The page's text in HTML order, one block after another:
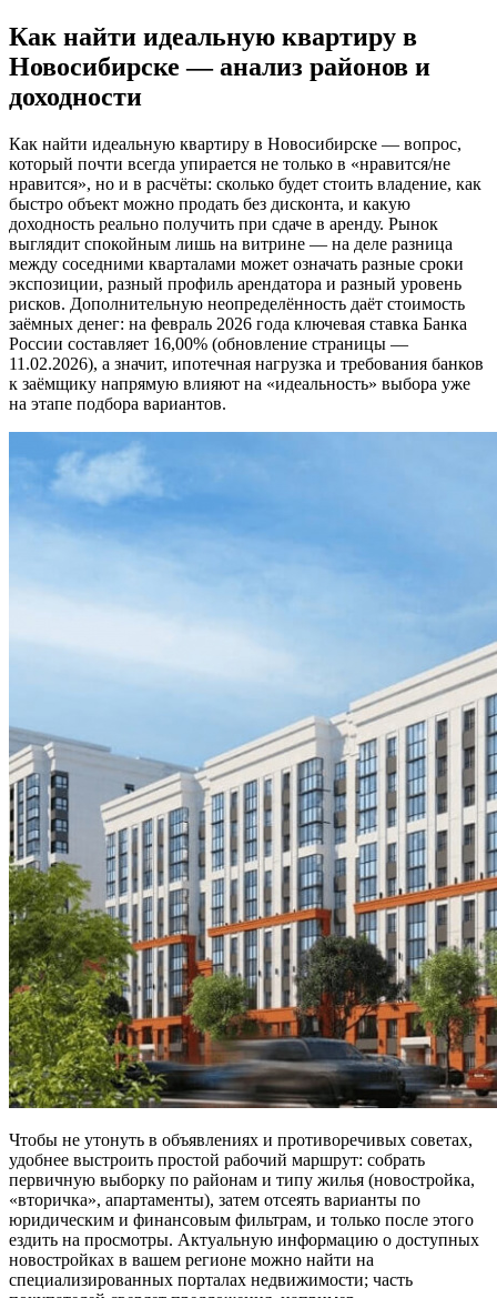
Как найти идеальную квартиру в
Новосибирске — анализ районов и
доходности
Как найти идеальную квартиру в Новосибирске — вопрос,
который почти всегда упирается не только в «нравится/не
нравится», но и в расчёты: сколько будет стоить владение, как
быстро объект можно продать без дисконта, и какую
доходность реально получить при сдаче в аренду. Рынок
выглядит спокойным лишь на витрине — на деле разница
между соседними кварталами может означать разные сроки
экспозиции, разный профиль арендатора и разный уровень
рисков. Дополнительную неопределённость даёт стоимость
заёмных денег: на февраль 2026 года ключевая ставка Банка
России составляет 16,00% (обновление страницы —
11.02.2026), а значит, ипотечная нагрузка и требования банков
к заёмщику напрямую влияют на «идеальность» выбора уже
на этапе подбора вариантов.
Чтобы не утонуть в объявлениях и противоречивых советах,
удобнее выстроить простой рабочий маршрут: собрать
первичную выборку по районам и типу жилья (новостройка,
«вторичка», апартаменты), затем отсеять варианты по
юридическим и финансовым фильтрам, и только после этого
ездить на просмотры. Актуальную информацию о доступных
новостройках в вашем регионе можно найти на
специализированных порталах недвижимости; часть